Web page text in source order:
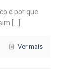
e por que
Ver mais